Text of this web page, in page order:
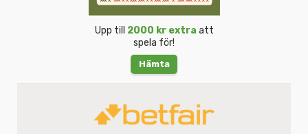
Upp till 2000 kr extra att
spela för!
Hämta